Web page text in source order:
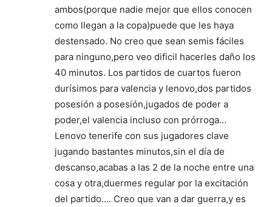
ambos(porque nadie mejor que ellos conocen
como llegan a la copa)puede que les haya
destensado. No creo que sean semis fáciles
para ninguno,pero veo dificil hacerles daño los
40 minutos. Los partidos de cuartos fueron
durísimos para valencia y lenovo,dos partidos
posesión a posesión,jugados de poder a
poder,el valencia incluso con prórroga…
Lenovo tenerife con sus jugadores clave
jugando bastantes minutos,sin el día de
descanso,acabas a las 2 de la noche entre una
cosa y otra,duermes regular por la excitación
del partido…. Creo que van a dar guerra,y es